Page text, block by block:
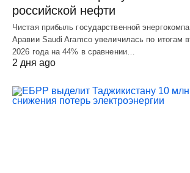
российской нефти
Чистая прибыль государственной
Аравии Saudi Aramco увеличилась по итогам
2026 года на 44% в сравнении…
2 дня ago